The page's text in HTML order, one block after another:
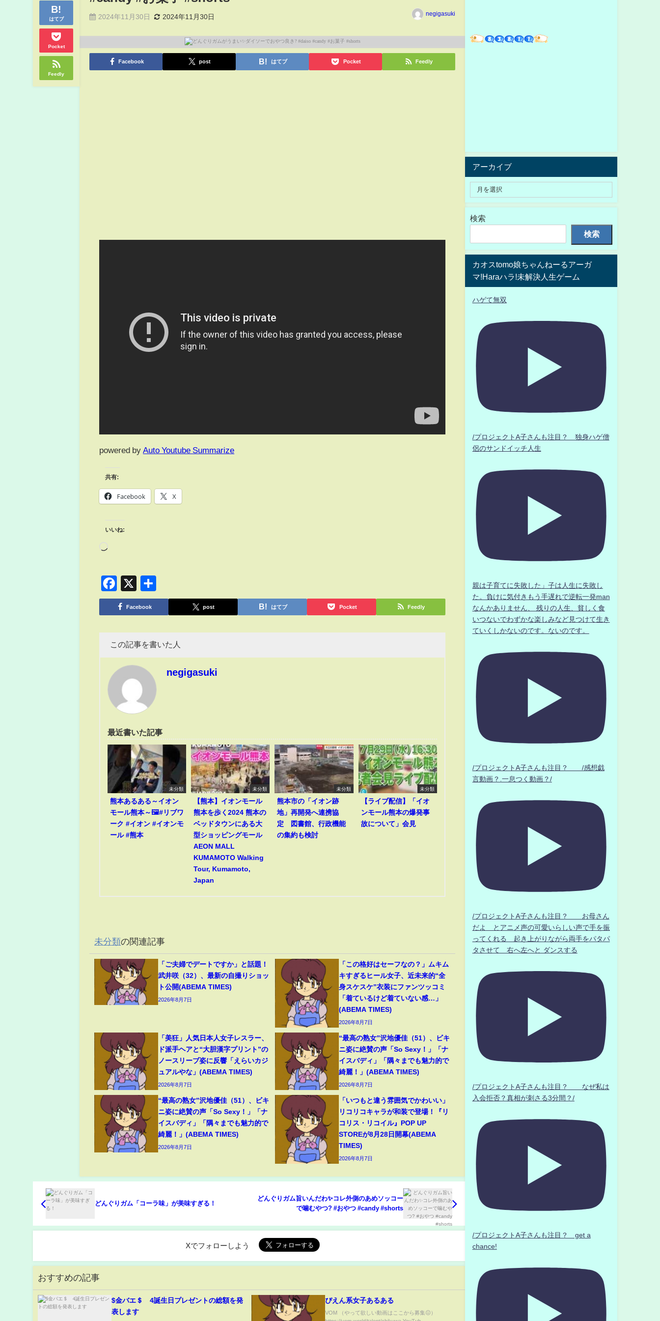
はてブ
Pocket
Feedly
2024年11月30日 2024年11月30日 negigasuki
Facebook post はてブ Pocket Feedly
powered by Auto Youtube Summarize
共有:
Facebook X
いいね:
Facebook
X
有
Facebook post はてブ Pocket Feedly
この記事を書いた人
negigasuki
最近書いた記事
未分類
熊本あるある～イオン
モール熊本～🖼️#リブワ
ーク #イオン #イオンモ
ール #熊本
未分類
【熊本】イオンモール
熊本を歩く2024 熊本の
ベッドタウンにある大
型ショッピングモール
AEON MALL
KUMAMOTO Walking
Tour, Kumamoto,
Japan
未分類
熊本市の「イオン跡
地」再開発へ連携協
定 図書館、行政機能
の集約も検討
未分類
【ライブ配信】「イオ
ンモール熊本の爆発事
故について」会見
未分類の関連記事
「ご夫婦でデートですか」と話題！
武井咲（32）、最新の自撮りショッ
ト公開(ABEMA TIMES)
2026年8月7日
「この格好はセーフなの？」ムキム
キすぎるヒール女子、近未来的“全
身スケスケ”衣装にファンツッコミ
「着ているけど着ていない感…」
(ABEMA TIMES)
2026年8月7日
「美狂」人気日本人女子レスラー、
ド派手ヘアと“大胆漢字プリント”の
ノースリーブ姿に反響「えらいカジ
ュアルやな」(ABEMA TIMES)
2026年8月7日
“最高の熟女”沢地優佳（51）、ビキ
ニ姿に絶賛の声「So Sexy！」「ナ
イスバディ」「隅々までも魅力的で
綺麗！」(ABEMA TIMES)
2026年8月7日
“最高の熟女”沢地優佳（51）、ビキ
ニ姿に絶賛の声「So Sexy！」「ナ
イスバディ」「隅々までも魅力的で
綺麗！」(ABEMA TIMES)
2026年8月7日
「いつもと違う雰囲気でかわいい」
リコリコキャラが和装で登場！『リ
コリス・リコイル』POP UP
STOREが8月28日開幕(ABEMA
TIMES)
2026年8月7日
どんぐりガム「コーラ味」が美味すぎる！
どんぐりガム旨いんだわ✨コレ外側のあめソッコー
で噛むやつ? #おやつ #candy #shorts
Xでフォローしよう
おすすめの記事
$金バエ＄ 4誕生日プレゼントの総額を発
表します
ぴえん系女子あるある
VOM （やって欲しい動画はここから募集😖）
アーカイブ
検索
検索
カオスtomo娘ちゃんねーるアーガ
マ!Haraハラ!未解決人生ゲーム
ハゲて無双
/プロジェクトA子さんも注目？ 独身ハゲ僧
侶のサンドイッチ人生
親は子育てに失敗した」子は人生に失敗し
た。負けに気付きもう手遅れで逆転一発man
なんかありません、 残りの人生、貧しく食
いつないでわずかな楽しみなど見つけて生き
ていくしかないのです。ないのです。
/プロジェクトA子さんも注目？ /感想戯
言動画？.一息つく動画？/
/プロジェクトA子さんも注目？ お母さん
だよ とアニメ声の可愛いらしい声で手を振
ってくれる 起き上がりながら両手をパタパ
タさせて 右へ左へと ダンスする
/プロジェクトA子さんも注目？ なぜ私は
入会拒否？真相が刺さる3分間？/
/プロジェクトA子さんも注目？ get a
chance!